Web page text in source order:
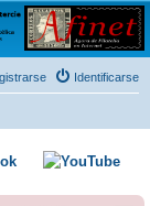
un foro abierto que Afinet
sus opiniones y
Identificarse